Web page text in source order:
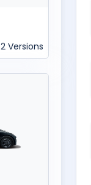
2 Versions